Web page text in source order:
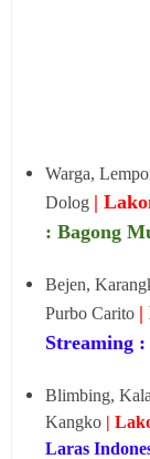
Warga,
Dolog |
: Bagong
Bejen,
Purbo Carito |
Streaming
Blimbing,
Kangko |
Laras